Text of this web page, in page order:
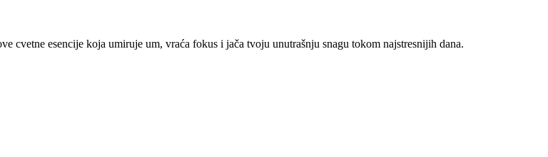
cvetne esencije koja umiruje um, vraća fokus i jača tvoju unutrašnju snagu tokom najstresnijih dana.